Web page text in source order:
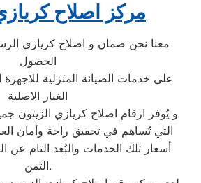
مركز اصلاح
معنا نحن ضمان و اصلاح كريازي
الحصول
علي خدمات الصيانة المنزلية للاجهزة
الغيار الاصلية
و يُوفر ارقام اصلاح كريازي الزيتون
التي تُساهم في تحقيق راحة وأمان
أسعار تلك الخدمات والبُعد التام عن
الثمن.